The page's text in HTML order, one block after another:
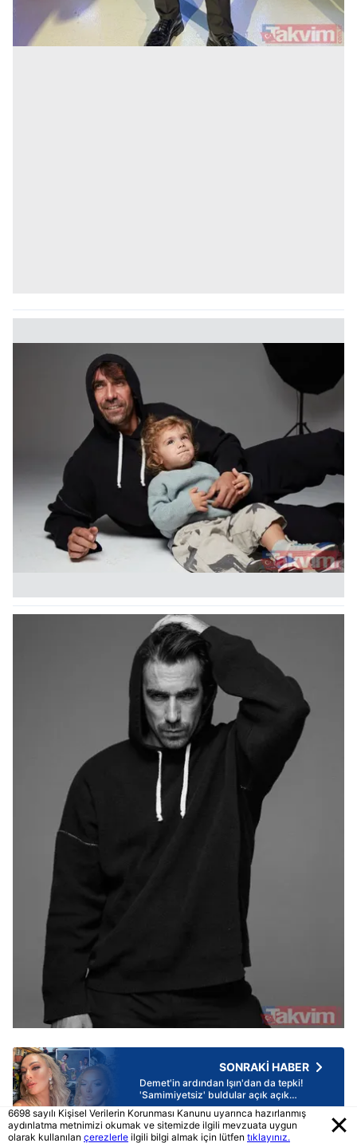
SONRAKİ HABER
Demet'in ardından Işın'dan da tepki!
'Samimiyetsiz' buldular açık açık
yazdılar
ÖNCEKİ HABER
6698 sayılı Kişisel Verilerin Korunması Kanunu uyarınca hazırlanmış
aydınlatma metnimizi okumak ve sitemizde ilgili mevzuata uygun
olarak kullanılan çerezlerle ilgili bilgi almak için lütfen tıklayınız.